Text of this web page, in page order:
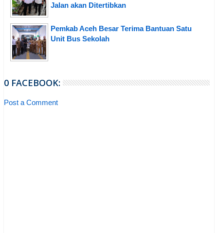
Jalan akan Ditertibkan
Pemkab Aceh Besar Terima Bantuan Satu
Unit Bus Sekolah
0 FACEBOOK:
Post a Comment